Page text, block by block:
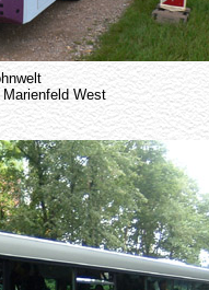
West